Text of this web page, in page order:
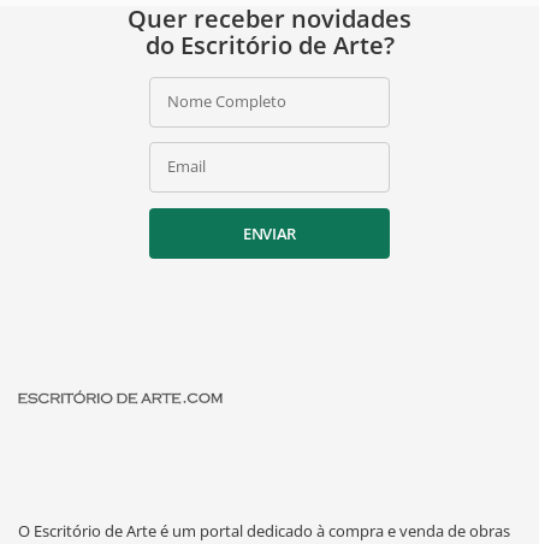
Quer receber novidades
do Escritório de Arte?
Nome Completo
Email
ENVIAR
O Escritório de Arte é um portal dedicado à compra e venda de obras